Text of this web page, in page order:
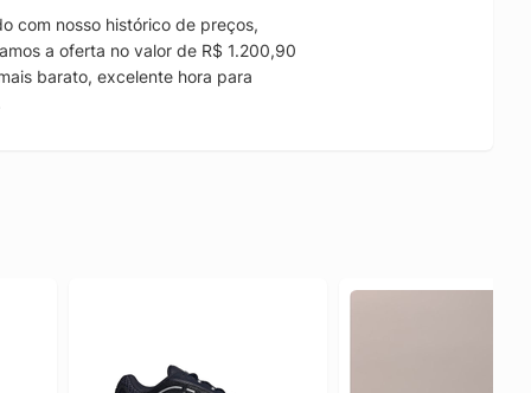
com nosso histórico de preços,
a oferta no valor de R$ 1.200,90
barato, excelente hora para